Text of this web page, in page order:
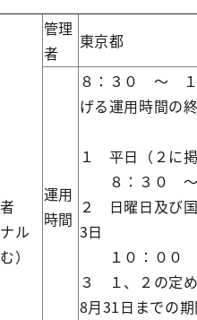
ル
）
管理
者
東京都
運用
時間
８：３０ ～ １
げる運用時間の
１ 平日（２に掲
８：３０ ～
２ 日曜日及び
3日
１０：００
３ １、２の定
8月31日までの期